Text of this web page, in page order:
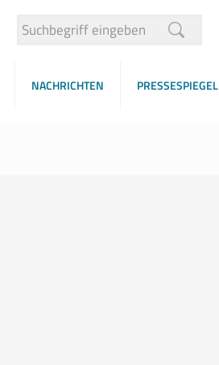
NACHRICHTEN PRESSESPIEGEL